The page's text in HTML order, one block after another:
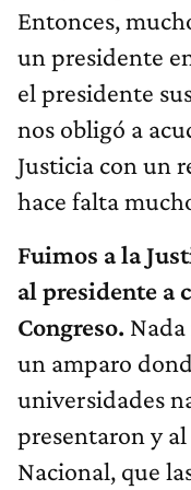
Entonces,
un presidente
el presidente
nos obligó a
Justicia con un
hace falta
Fuimos a la
al presidente a
Congreso. Nada
un amparo
universidades
presentaron y
Nacional, que